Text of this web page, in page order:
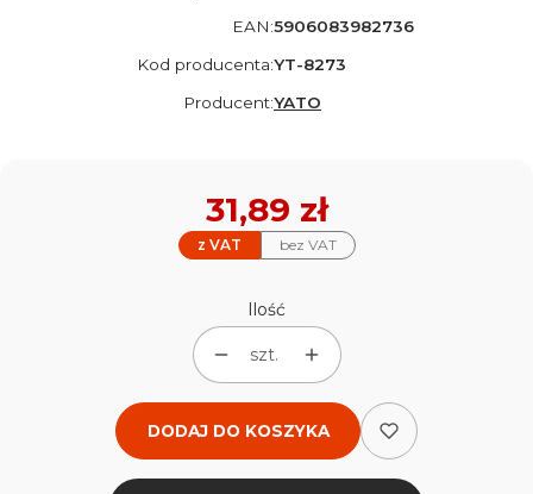
EAN:5906083982736
Kod producenta:YT-8273
Producent:YATO
z VAT bez VAT
Cena
31,89 zł
Ilość
szt.
DODAJ DO KOSZYKA